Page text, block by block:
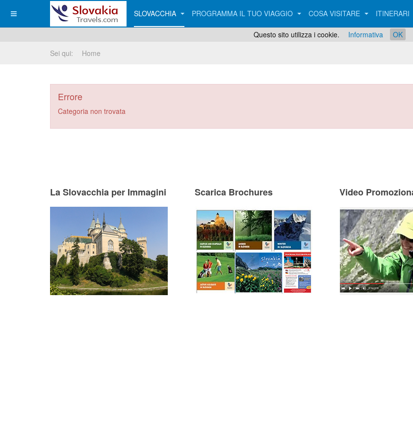
Questo sito utilizza i cookie. Informativa OK
SLOVACCHIA PROGRAMMA IL TUO VIAGGIO COSA VISITARE ITINERARI
Sei qui: Home
Errore
Categoria non trovata
La Slovacchia per Immagini Scarica Brochures Video